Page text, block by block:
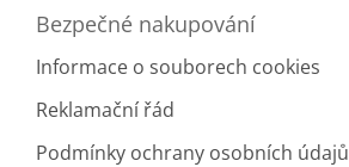
Bezpečné nakupování
Informace o souborech cookies
Reklamační řád
Podmínky ochrany osobních údajů